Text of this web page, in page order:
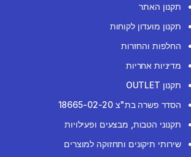
תקנון האתר
תקנון מועדון לקוחות
החלפות והחזרות
מדיניות אחריות
תקנון OUTLET
הסדר פשרה בת"צ 18665-02-20
תקנוני הטבות, מבצעים ופעילויות
שירותי תיקונים ותחזוקה למוצרים